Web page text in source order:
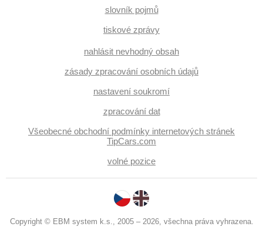
slovník pojmů
tiskové zprávy
nahlásit nevhodný obsah
zásady zpracování osobních údajů
nastavení soukromí
zpracování dat
Všeobecné obchodní podmínky internetových stránek
TipCars.com
volné pozice
Copyright © EBM system k.s., 2005 – 2026, všechna práva vyhrazena.